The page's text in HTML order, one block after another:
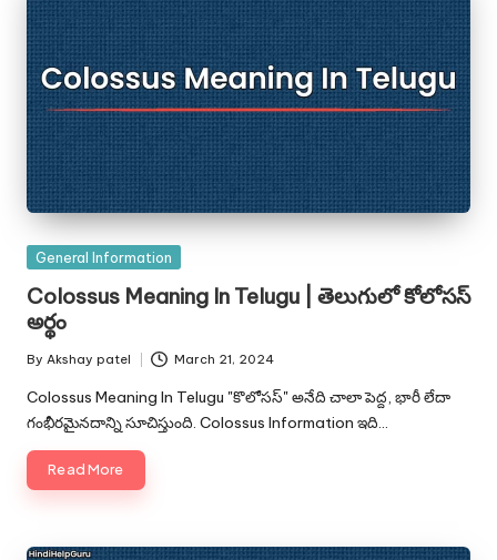
Posted
General Information
Colossus Meaning In Telugu | తెలుగులో కోలోసస్
అర్థం
Posted
by
By Akshay patel March 21, 2024
Colossus Meaning In Telugu "కొలోసస్" అనేది చాలా పెద్ద, భారీ లేదా
గంభీరమైనదాన్ని సూచిస్తుంది. Colossus Information ఇది…
Read More